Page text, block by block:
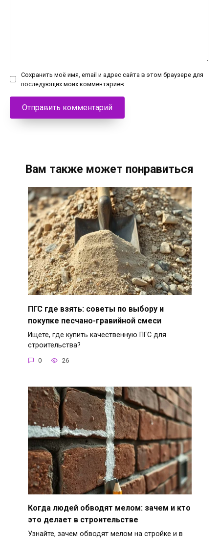
Сохранить моё имя, email и адрес сайта в этом браузере для
последующих моих комментариев.
Вам также может понравиться
ПГС где взять: советы по выбору и
покупке песчано-гравийной смеси
Ищете, где купить качественную ПГС для
строительства?
0 26
Когда людей обводят мелом: зачем и кто
это делает в строительстве
Узнайте, зачем обводят мелом на стройке и в